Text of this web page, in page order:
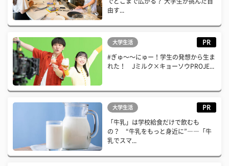
由す...
大学生活 PR
#ぎゅ〜〜にゅー！学生の発想から生ま
れた！ Jミルク×キョーソウPROJE...
大学生活 PR
「牛乳」は学校給食だけで飲むも
の？ “牛乳をもっと身近に”――「牛
乳でスマ...